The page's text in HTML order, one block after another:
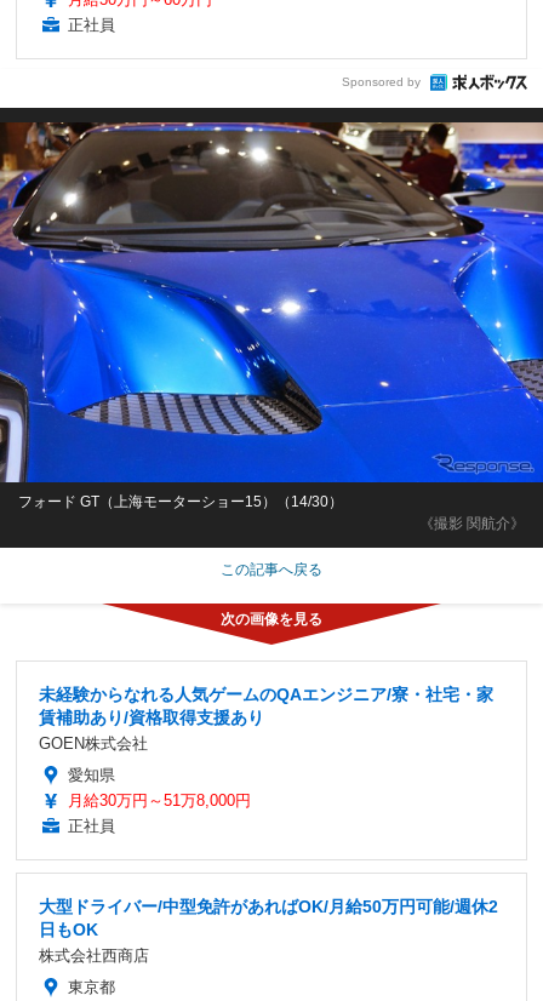
正社員
Sponsored by
《撮影 関航介》
フォード GT（上海モーターショー15）（14/30）
この記事へ戻る
未経験からなれる人気ゲームのQAエンジニア/寮・社宅・家
賃補助あり/資格取得支援あり
GOEN株式会社
愛知県
月給30万円～51万8,000円
正社員
大型ドライバー/中型免許があればOK/月給50万円可能/週休2
日もOK
株式会社西商店
東京都